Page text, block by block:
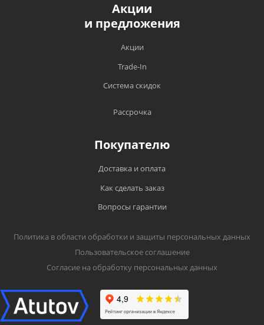
Акции
и предложения
Акции
Trade-In
Система скидок
Рассрочка
Покупателю
Доставка и оплата
Как сделать заказ
Вопросы гарантии
Политика в области обработки и защиты персональных данных
Пользовательское соглашение
Согласие на обработку персональных данных